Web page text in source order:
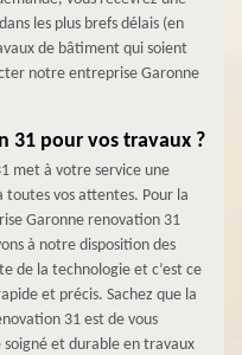
les plus brefs délais (en
de bâtiment qui soient
notre entreprise Garonne
31 pour vos travaux ?
met à votre service une
vos attentes. Pour la
Garonne renovation 31
à notre disposition des
de la technologie et c’est ce
et précis. Sachez que la
31 est de vous
et durable en travaux